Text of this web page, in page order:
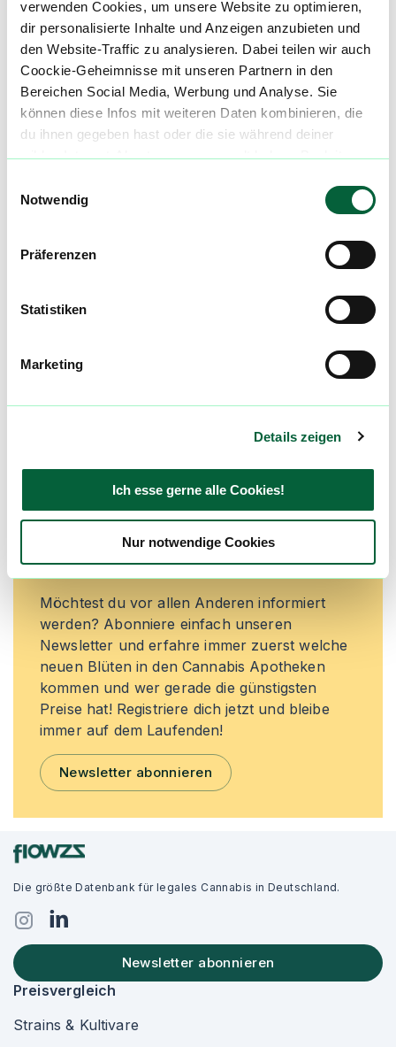
verwenden Cookies, um unsere Website zu optimieren,
dir personalisierte Inhalte und Anzeigen anzubieten und
den Website-Traffic zu analysieren. Dabei teilen wir auch
Coockie-Geheimnisse mit unseren Partnern in den
Bereichen Social Media, Werbung und Analyse. Sie
können diese Infos mit weiteren Daten kombinieren, die
du ihnen gegeben hast oder die sie während deiner
wilden Internet-Abenteuer gesammelt haben. Begleite
Notwendig
Präferenzen
Statistiken
Marketing
Details zeigen
Ich esse gerne alle Cookies!
Nur notwendige Cookies
71332 Waiblingen
cannabiscentrale@gmail.com
Telefon: 07151/55762
Mach mit in der flowzz.com
Alle wichtigen Daten und Fakten - täglich
aktualisiert! Hilf uns mit Deinen Kommentaren
machen. Melde dich an, um dir deine
Preisreduktionen informiert zu werden und
Neue Cannabisblüten und die
besten Preise nicht mehr
verpassen!
Möchtest du vor allen Anderen informiert
werden? Abonniere einfach unseren
Newsletter und erfahre immer zuerst welche
neuen Blüten in den Cannabis Apotheken
kommen und wer gerade die günstigsten
Preise hat! Registriere dich jetzt und bleibe
immer auf dem Laufenden!
Newsletter abonnieren
Die größte Datenbank für legales Cannabis in Deutschland.
Newsletter abonnieren
Preisvergleich
Strains & Kultivare